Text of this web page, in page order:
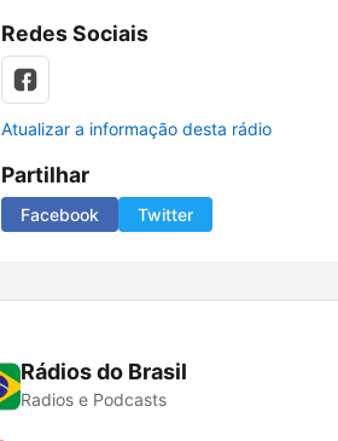
Redes Sociais
Atualizar a informação desta rádio
Partilhar
Facebook Twitter
Rádios do Brasil
Radios e Podcasts